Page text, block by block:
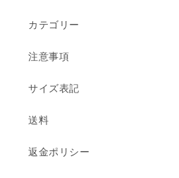
カテゴリー
注意事項
サイズ表記
送料
返金ポリシー